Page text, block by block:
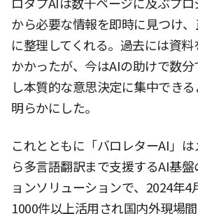
ロダプAIは数千ページに及ぶプ
から必要な情報を即時に見つけ
に整理してくれる。過去には資
かかったが、今はAIの助けで数
し本質的な意思決定に集中でき
明らかにした。
これとともに「バロレターAI」
ら多言語翻訳まで支援するAI基
ョンソリューションで、2024年4
1000件以上活用され国内外現場